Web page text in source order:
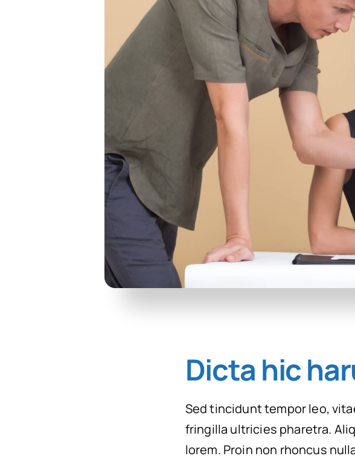
Dicta hic
Sed tincidunt tempor leo,
fringilla ultricies pharetra.
lorem. Proin non rhoncus